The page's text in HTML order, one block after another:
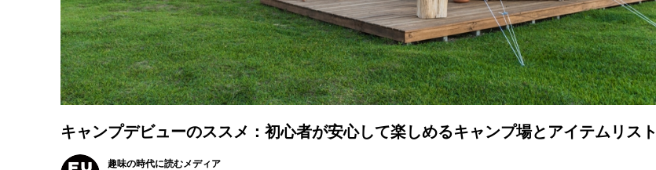
キャンプデビューのススメ：初心者が安心して楽しめるキャンプ場とアイテムリスト
趣味の時代に読むメディア